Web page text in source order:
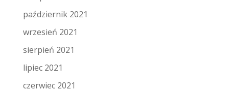
październik 2021
wrzesień 2021
sierpień 2021
lipiec 2021
czerwiec 2021